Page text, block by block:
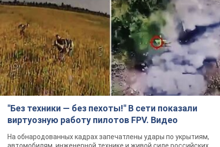
"Без техники — без пехоты!" В сети показали
виртуозную работу пилотов FPV. Видео
На обнародованных кадрах запечатлены удары по укрытиям,
автомобилям, инженерной технике и живой силе российских
войск
годину тому 2,3 т.
Schubert в Житомире. Фото
Когда предприятие возобновит работу, пока неизвестно
2 години тому 8,8 т.